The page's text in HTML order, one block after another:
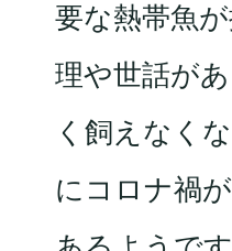
要な熱帯魚
理や世話が
く飼えなく
にコロナ禍